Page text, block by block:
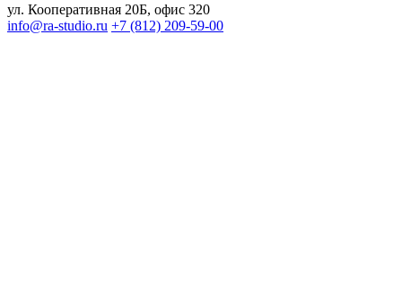
ул. Кооперативная 20Б, офис 320
info@ra-studio.ru +7 (812) 209-59-00